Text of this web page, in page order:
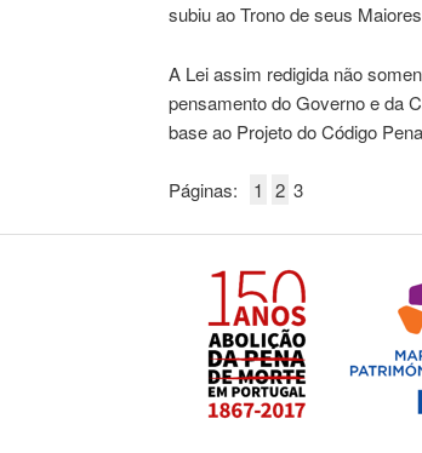
subiu ao Trono de seus
A Lei assim redigida não
pensamento do Governo e da
base ao Projeto do Código
Páginas: 1 2 3